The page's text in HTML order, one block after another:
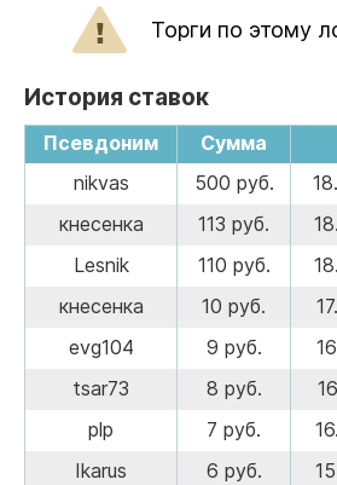
Торги по этому
История ставок
Псевдоним Сумма
nikvas
500 руб.
кнесенка
113 руб.
Lesnik
110 руб.
кнесенка
10 руб.
evg104
9 руб.
tsar73
8 руб.
plp
7 руб.
Ikarus
6 руб.